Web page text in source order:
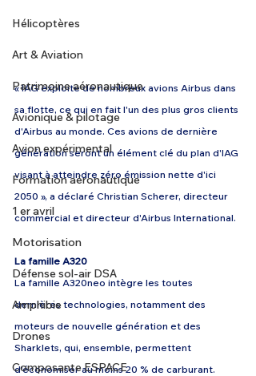
Hélicoptères
Art & Aviation
Patrimoine aéronautique
Avionique & pilotage
Avion expérimental
Formation aéronautique
1 er avril
Motorisation
Défense sol-air DSA
Amphibie
Drones
Composante ESPACE
« IAG exploite de nombreux avions Airbus dans
sa flotte, ce qui en fait l'un des plus gros clients
d'Airbus au monde. Ces avions de dernière
génération seront un élément clé du plan d'IAG
visant à atteindre zéro émission nette d'ici
2050 », a déclaré Christian Scherer, directeur
commercial et directeur d'Airbus International.
La famille A320
La famille A320neo intègre les toutes
dernières technologies, notamment des
moteurs de nouvelle génération et des
Sharklets, qui, ensemble, permettent
d'économiser au moins 20 % de carburant.